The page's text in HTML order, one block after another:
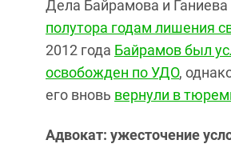
Дела Байрамова и
полутора годам лишения
2012 года Байрамов был
освобожден по УДО,
его вновь вернули в
Адвокат: ужесточение